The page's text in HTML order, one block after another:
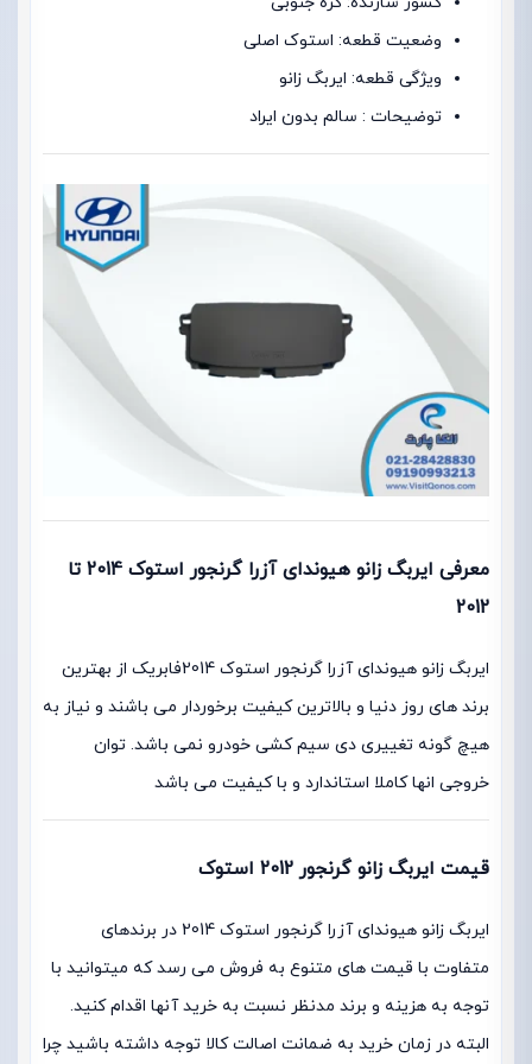
وضعیت قطعه: استوک اصلی
ویژگی قطعه: ایربگ زانو
توضیحات : سالم بدون ایراد
معرفی ایربگ زانو هیوندای آزرا گرنجور استوک 2014 تا
2012
ایربگ زانو هیوندای آزرا گرنجور استوک 2014فابریک از بهترین
برند های روز دنیا و بالاترین کیفیت برخوردار می باشند و نیاز به
هیچ گونه تغییری دی سیم کشی خودرو نمی باشد. توان
خروجی انها کاملا استاندارد و با کیفیت می باشد
قیمت ایربگ زانو گرنجور 2012 استوک
ایربگ زانو هیوندای آزرا گرنجور استوک 2014 در برندهای
متفاوت با قیمت های متنوع به فروش می رسد که میتوانید با
توجه به هزینه و برند مدنظر نسبت به خرید آنها اقدام کنید.
البته در زمان خرید به ضمانت اصالت کالا توجه داشته باشید چرا